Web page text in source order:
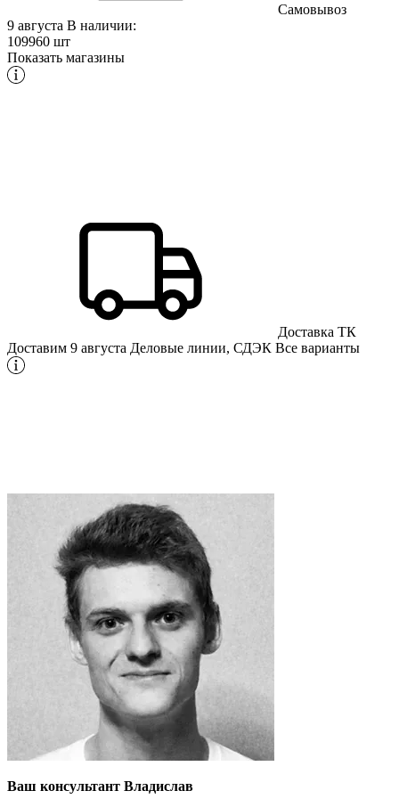
Самовывоз
9 августа В наличии:
109960 шт
Показать магазины
Доставка ТК
Доставим 9 августа Деловые линии, СДЭК Все варианты
Ваш консультант Владислав